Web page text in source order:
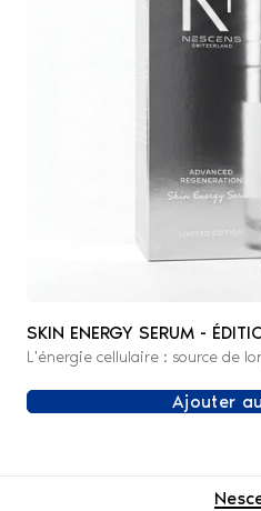
SKIN ENERGY SERUM -
L'énergie cellulaire : source de
Ajouter